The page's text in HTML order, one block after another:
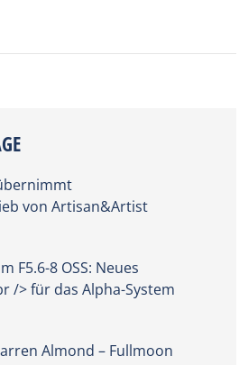
von Artisan&Artist
F5.6-8 OSS: Neues
/> für das Alpha-System
Almond – Fullmoon